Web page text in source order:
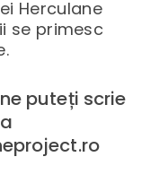
Herculane
se primesc
puteți scrie